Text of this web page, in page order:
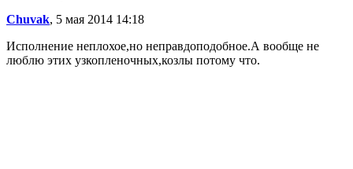
Chuvak, 5 мая 2014 14:18
Исполнение неплохое,но неправдоподобное.А вообще не
люблю этих узкопленочных,козлы потому что.